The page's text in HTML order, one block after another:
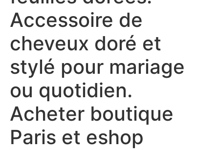
Accessoire de
cheveux doré et
stylé pour mariage
ou quotidien.
Acheter boutique
Paris et eshop